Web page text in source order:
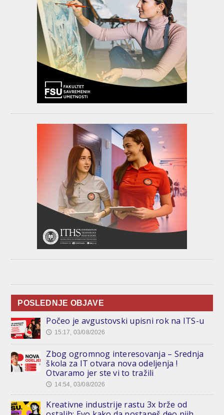
POSLEDNJE OBJAVE
Počeo je avgustovski upisni rok na ITS-u
🕔 15:17, 03/08/2026
Zbog ogromnog interesovanja – Srednja
škola za IT otvara nova odeljenja !
Otvaramo jer ste vi to tražili
🕔 14:54, 03/08/2026
Kreativne industrije rastu 3x brže od